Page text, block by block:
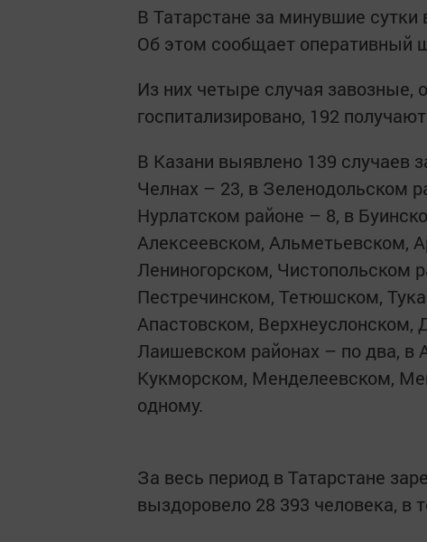
В Татарстане за минувшие
Об этом сообщает оперативный
Из них четыре случая завозные,
госпитализировано, 192
В Казани выявлено 139 случаев
Челнах – 23, в Зеленодольском
Нурлатском районе – 8, в
Алексеевском, Альметьевском,
Лениногорском, Чистопольском
Пестречинском, Тетюшском,
Апастовском,
Лаишевском районах – по два, в
Кукморском, Менделеевском,
одному.
За весь период в Татарстане
выздоровело 28 393 человека, в